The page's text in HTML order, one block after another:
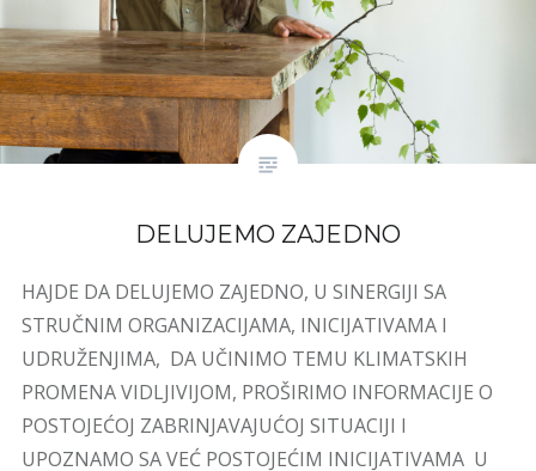
DELUJEMO ZAJEDNO
HAJDE DA DELUJEMO ZAJEDNO, U SINERGIJI SA
STRUČNIM ORGANIZACIJAMA, INICIJATIVAMA I
UDRUŽENJIMA, DA UČINIMO TEMU KLIMATSKIH
PROMENA VIDLJIVIJOM, PROŠIRIMO INFORMACIJE O
POSTOJEĆOJ ZABRINJAVAJUĆOJ SITUACIJI I
UPOZNAMO SA VEĆ POSTOJEĆIM INICIJATIVAMA U